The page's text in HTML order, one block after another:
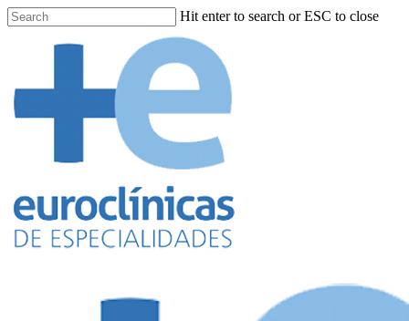
Hit enter to search or ESC to close